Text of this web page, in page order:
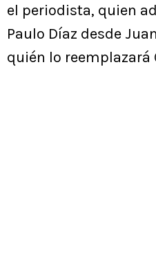
el periodista, quien
Paulo Díaz desde
quién lo reemplazará